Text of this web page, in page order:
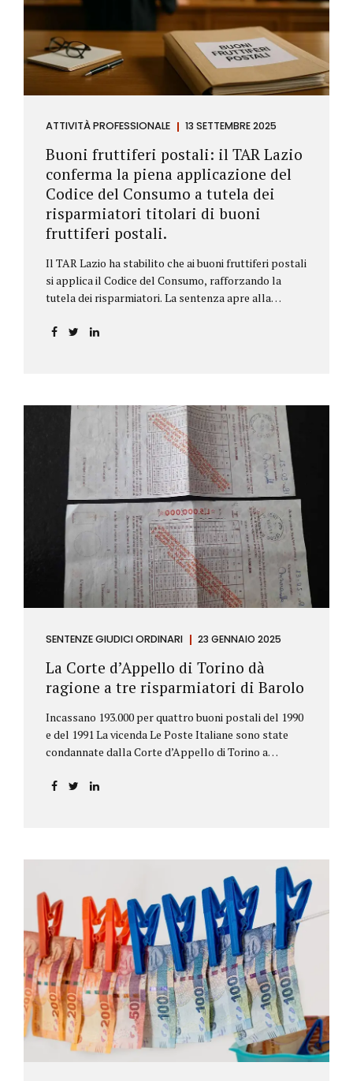
ATTIVITÀ PROFESSIONALE 13 SETTEMBRE 2025
Buoni fruttiferi postali: il TAR Lazio
conferma la piena applicazione del
Codice del Consumo a tutela dei
risparmiatori titolari di buoni
fruttiferi postali.
Il TAR Lazio ha stabilito che ai buoni fruttiferi postali
si applica il Codice del Consumo, rafforzando la
tutela dei risparmiatori. La sentenza apre alla
capitale o interessi per mancanza di informazioni
SENTENZE GIUDICI ORDINARI 23 GENNAIO 2025
La Corte d’Appello di Torino dà
ragione a tre risparmiatori di Barolo
Incassano 193.000 per quattro buoni postali del 1990
e del 1991 La vicenda Le Poste Italiane sono state
condannate dalla Corte d’Appello di Torino a
per oltre 193.000,00 euro: la sentenza ribalta la
causa di una modifica dei rendimenti risalente al 1986,
precedente alla loro sottoscrizione, e di un timbro
che Poste aveva messo sopra la tabella, la quale
riportava un generico...